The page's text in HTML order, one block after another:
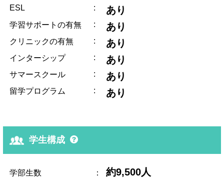
ESL : あり
学習サポートの有無 : あり
クリニックの有無 : あり
インターシップ : あり
サマースクール : あり
留学プログラム : あり
学生構成
学部生数 ： 約9,500人